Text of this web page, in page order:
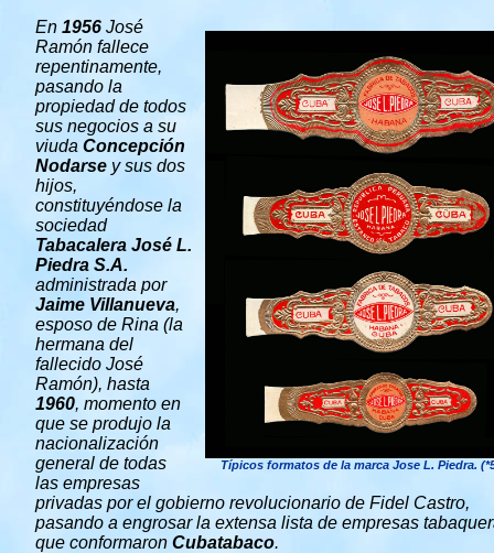
Típicos formatos de la marca Jose L. Piedra.
En 1956 José
Ramón fallece
repentinamente,
pasando la
propiedad de todos
sus negocios a su
viuda Concepción
Nodarse y sus dos
hijos,
constituyéndose la
sociedad
Tabacalera José L.
Piedra S.A.
administrada por
Jaime Villanueva,
esposo de Rina (la
hermana del
fallecido José
Ramón), hasta
1960, momento en
que se produjo la
nacionalización
general de todas
las empresas
privadas por el gobierno revolucionario de Fidel Castro,
pasando a engrosar la extensa lista de empresas
que conformaron Cubatabaco.